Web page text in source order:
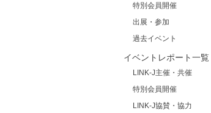
特別会員開催
出展・参加
過去イベント
イベントレポート一覧
LINK-J主催・共催
特別会員開催
LINK-J協賛・協力